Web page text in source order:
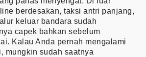
berdesakan, taksi antri panjang,
keluar bandara sudah
capek bahkan sebelum
Kalau Anda pernah mengalami
mungkin sudah saatnya